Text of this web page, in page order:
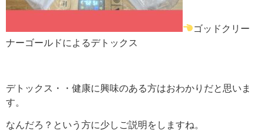
ゴッドクリー
ナーゴールドによるデトックス
デトックス・・健康に興味のある方はおわかりだと思いま
す。
なんだろ？という方に少しご説明をしますね。